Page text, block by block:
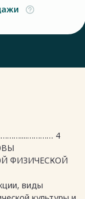
4
ФИЗИЧЕСКОЙ
виды